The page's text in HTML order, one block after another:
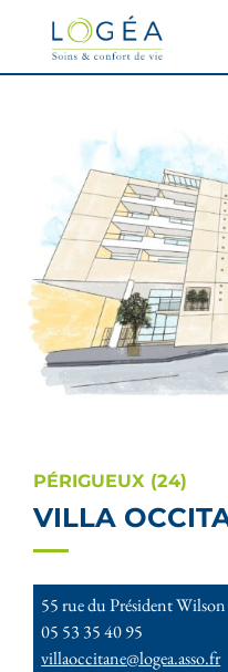
PÉRIGUEUX (24)
VILLA
55 rue du Président
05 53 35 40 95
villaoccitane@logea.asso.fr